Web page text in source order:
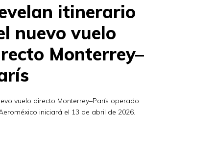
itinerario
nuevo vuelo
Monterrey–
vuelo directo Monterrey–París operado
iniciará el 13 de abril de 2026.